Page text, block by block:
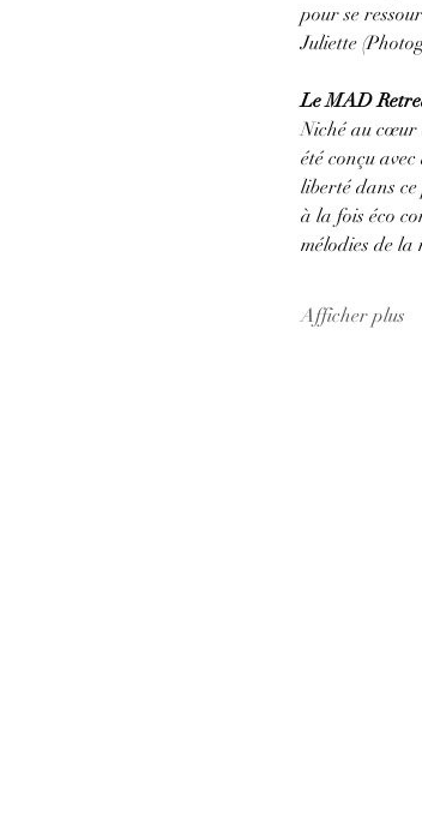
pour se
Juliette
Le MAD
Niché au cœur
été conçu
liberté dans
à la fois éco
mélodies de
Afficher plus